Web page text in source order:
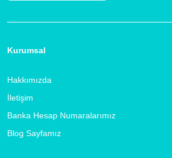
Kurumsal
Hakkımızda
İletişim
Banka Hesap Numaralarımız
Blog Sayfamız